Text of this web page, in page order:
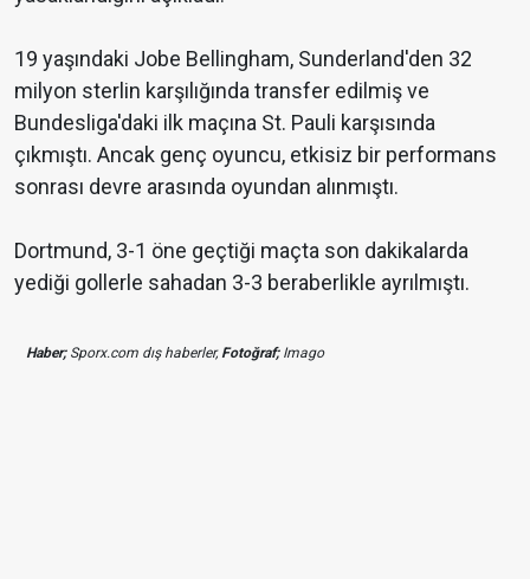
19 yaşındaki Jobe Bellingham, Sunderland'den 32
milyon sterlin karşılığında transfer edilmiş ve
Bundesliga'daki ilk maçına St. Pauli karşısında
çıkmıştı. Ancak genç oyuncu, etkisiz bir performans
sonrası devre arasında oyundan alınmıştı.
Dortmund, 3-1 öne geçtiği maçta son dakikalarda
yediği gollerle sahadan 3-3 beraberlikle ayrılmıştı.
Haber;Sporx.com dış haberler,Fotoğraf;Imago